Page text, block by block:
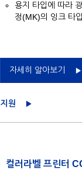
용지 타입에 따라
정(MK)의 잉크 타
자세히 알아보기
지원
컬러라벨 프린터